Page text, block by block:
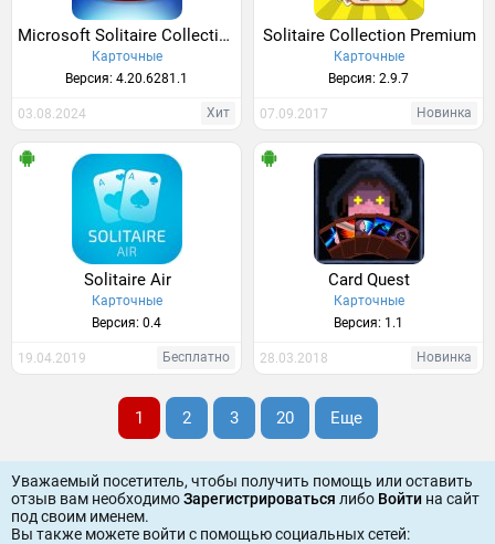
Microsoft Solitaire Collection
Карточные
Версия: 4.20.6281.1
03.08.2024 Хит
Solitaire Collection Premium
Карточные
Версия: 2.9.7
07.09.2017 Новинка
Solitaire Air
Карточные
Версия: 0.4
19.04.2019 Бесплатно
Card Quest
Карточные
Версия: 1.1
28.03.2018 Новинка
1 2 3 20 Еще
Уважаемый посетитель, чтобы получить помощь или оставить
отзыв вам необходимоЗарегистрироваться либо Войти на сайт
под своим именем.
Вы также можете войти c помощью социальных сетей: